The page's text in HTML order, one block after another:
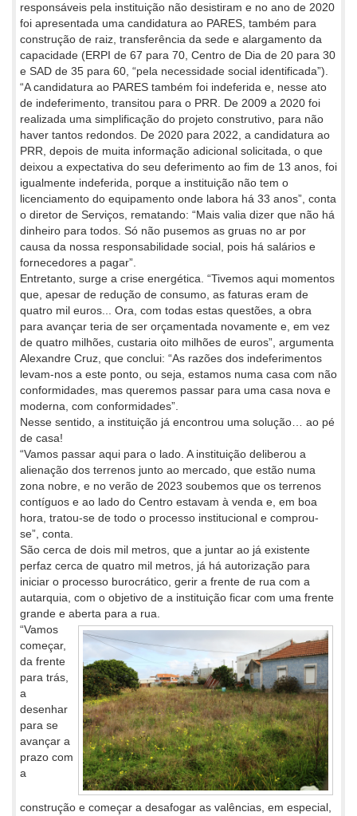
responsáveis pela instituição não desistiram e no ano de 2020
foi apresentada uma candidatura ao PARES, também para
construção de raiz, transferência da sede e alargamento da
capacidade (ERPI de 67 para 70, Centro de Dia de 20 para 30
e SAD de 35 para 60, “pela necessidade social identificada”).
“A candidatura ao PARES também foi indeferida e, nesse ato
de indeferimento, transitou para o PRR. De 2009 a 2020 foi
realizada uma simplificação do projeto construtivo, para não
haver tantos redondos. De 2020 para 2022, a candidatura ao
PRR, depois de muita informação adicional solicitada, o que
deixou a expectativa do seu deferimento ao fim de 13 anos, foi
igualmente indeferida, porque a instituição não tem o
licenciamento do equipamento onde labora há 33 anos”, conta
o diretor de Serviços, rematando: “Mais valia dizer que não há
dinheiro para todos. Só não pusemos as gruas no ar por
causa da nossa responsabilidade social, pois há salários e
fornecedores a pagar”.
Entretanto, surge a crise energética. “Tivemos aqui momentos
que, apesar de redução de consumo, as faturas eram de
quatro mil euros... Ora, com todas estas questões, a obra
para avançar teria de ser orçamentada novamente e, em vez
de quatro milhões, custaria oito milhões de euros”, argumenta
Alexandre Cruz, que conclui: “As razões dos indeferimentos
levam-nos a este ponto, ou seja, estamos numa casa com não
conformidades, mas queremos passar para uma casa nova e
moderna, com conformidades”.
Nesse sentido, a instituição já encontrou uma solução… ao pé
de casa!
“Vamos passar aqui para o lado. A instituição deliberou a
alienação dos terrenos junto ao mercado, que estão numa
zona nobre, e no verão de 2023 soubemos que os terrenos
contíguos e ao lado do Centro estavam à venda e, em boa
hora, tratou-se de todo o processo institucional e comprou-
se”, conta.
São cerca de dois mil metros, que a juntar ao já existente
perfaz cerca de quatro mil metros, já há autorização para
iniciar o processo burocrático, gerir a frente de rua com a
autarquia, com o objetivo de a instituição ficar com uma frente
grande e aberta para a rua.
“Vamos
começar,
da frente
para trás,
a
desenhar
para se
avançar a
prazo com
a
construção e começar a desafogar as valências, em especial,